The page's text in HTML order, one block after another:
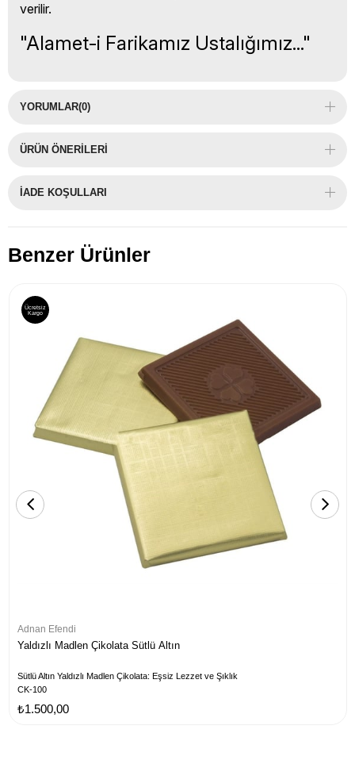
verilir.
"Alamet-i Farikamız Ustalığımız..."
YORUMLAR(0)
ÜRÜN ÖNERILERI
İADE KOŞULLARI
Benzer Ürünler
Adnan Efendi
Yaldızlı Madlen Çikolata Sütlü Altın
Sütlü Altın Yaldızlı Madlen Çikolata: Eşsiz Lezzet ve Şıklık
CK-100
₺1.500,00
Ücretsiz
Kargo